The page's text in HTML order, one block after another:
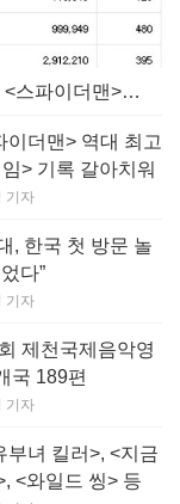
[8월 1주 국내 박스] 5일 만에 338만 모은 <스파이더맨> 극장가 235% 대반등, <호프>는 400만 돌파
이더맨> 역대 최고
> 기록 갈아치워
기자
, 한국 첫 방문 놀
다”
기자
제천국제음악영
국 189편
기자
부녀 킬러>, <지금
<와일드 씽> 등